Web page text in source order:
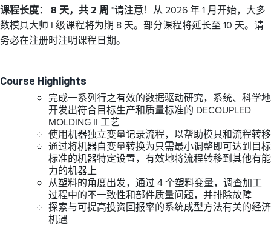
课程长度： 8 天，共 2 周 *请注意！从 2026 年 1 月开始，大多
数模具大师 I 级课程将为期 8 天。部分课程将延长至 10 天。请
务必在注册时注明课程日期。
Course Highlights
完成一系列行之有效的数据驱动研究，系统、科学地
开发出符合目标生产和质量标准的 DECOUPLED
MOLDING II 工艺
使用机器独立变量记录流程，以帮助模具和流程转移
通过将机器自变量转换为只需最小调整即可达到目标
标准的机器特定设置，有效地将流程转移到其他有能
力的机器上
从塑料的角度出发，通过 4 个塑料变量，调查加工
过程中的不一致性和部件质量问题，并排除故障
探索与可提高投资回报率的系统成型方法有关的经济
机遇